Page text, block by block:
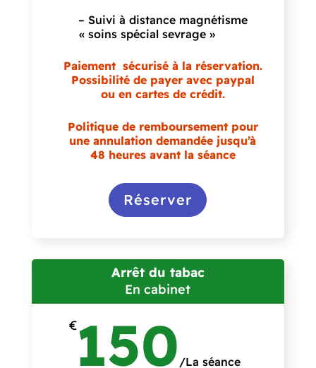
– Suivi à distance magnétisme
« soins spécial sevrage»
Paiement sécurisé à la réservation.
Possibilité de payer avec paypal
ou en cartes de crédit.
Politique de remboursement pour
une annulation demandée jusqu’à
48 heures avant la séance
Réserver
Arrêt du tabac
En cabinet
€150 /La séance